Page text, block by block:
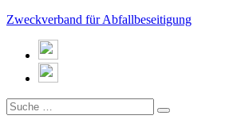
Zweckverband für Abfallbeseitigung